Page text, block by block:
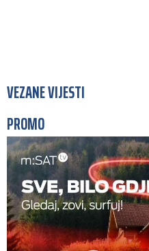
VEZANE VIJESTI
PROMO